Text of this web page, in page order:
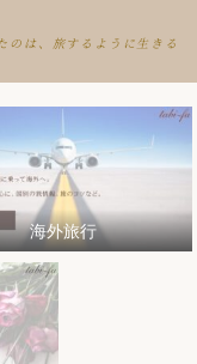
のは、旅するように生きる
海外旅行